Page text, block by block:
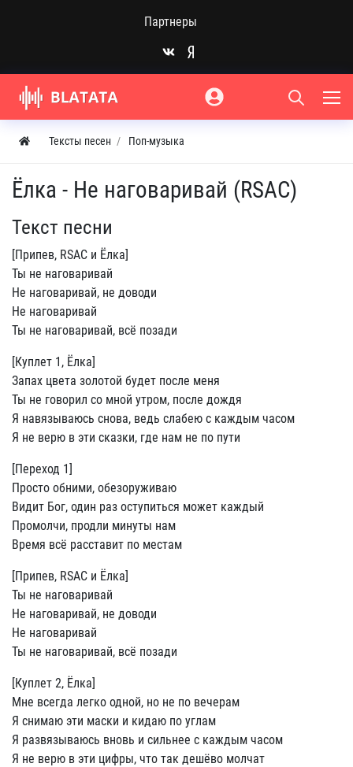
Партнеры
Тексты песен Поп-музыка
Ёлка - Не наговаривай (RSAC)
Текст песни
[Припев, RSAC и Ёлка]
Ты не наговаривай
Не наговаривай, не доводи
Не наговаривай
Ты не наговаривай, всё позади
[Куплет 1, Ёлка]
Запах цвета золотой будет после меня
Ты не говорил со мной утром, после дождя
Я навязываюсь снова, ведь слабею с каждым часом
Я не верю в эти сказки, где нам не по пути
[Переход 1]
Просто обними, обезоруживаю
Видит Бог, один раз оступиться может каждый
Промолчи, продли минуты нам
Время всё расставит по местам
[Припев, RSAC и Ёлка]
Ты не наговаривай
Не наговаривай, не доводи
Не наговаривай
Ты не наговаривай, всё позади
[Куплет 2, Ёлка]
Мне всегда легко одной, но не по вечерам
Я снимаю эти маски и кидаю по углам
Я развязываюсь вновь и сильнее с каждым часом
Я не верю в эти цифры, что так дешёво молчат